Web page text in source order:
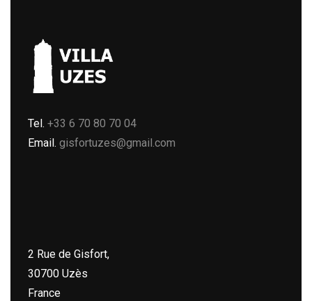
Tel. +33 6 70 80 70 04
Email. gisfortuzes@gmail.com
2 Rue de Gisfort,
30700 Uzès
France